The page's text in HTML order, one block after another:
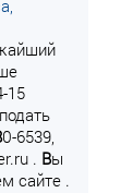
15
0-6539,
. Вы
сайте .